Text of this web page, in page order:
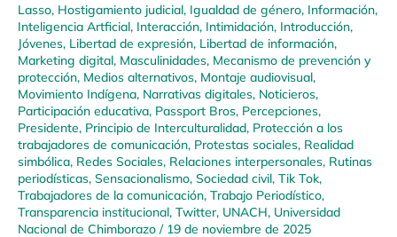
Lasso, Hostigamiento judicial, Igualdad de género, Información,
Inteligencia Artficial, Interacción, Intimidación, Introducción,
Jóvenes, Libertad de expresión, Libertad de información,
Marketing digital, Masculinidades, Mecanismo de prevención y
protección, Medios alternativos, Montaje audiovisual,
Movimiento Indígena, Narrativas digitales, Noticieros,
Participación educativa, Passport Bros, Percepciones,
Presidente, Principio de Interculturalidad, Protección a los
trabajadores de comunicación, Protestas sociales, Realidad
simbólica, Redes Sociales, Relaciones interpersonales, Rutinas
periodísticas, Sensacionalismo, Sociedad civil, Tik Tok,
Trabajadores de la comunicación, Trabajo Periodístico,
Transparencia institucional, Twitter, UNACH, Universidad
Nacional de Chimborazo / 19 de noviembre de 2025